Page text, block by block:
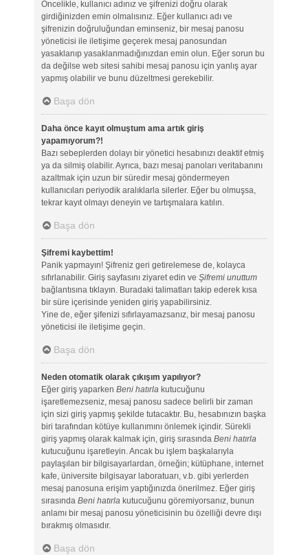
Öncelikle, kullanıcı adınız ve şifrenizi doğru olarak
girdiğinizden emin olmalısınız. Eğer kullanıcı adı ve
şifrenizin doğruluğundan eminseniz, bir mesaj panosu
yöneticisi ile iletişime geçerek mesaj panosundan
yasaklanıp yasaklanmadığınızdan emin olun. Eğer sorun bu
da değilse web sitesi sahibi mesaj panosu için yanlış ayar
yapmış olabilir ve bunu düzeltmesi gerekebilir.
Başa dön
Daha önce kayıt olmuştum ama artık giriş
yapamıyorum?!
Bazı sebeplerden dolayı bir yönetici hesabınızı deaktif etmiş
ya da silmiş olabilir. Ayrıca, bazı mesaj panoları veritabanını
azaltmak için uzun bir süredir mesaj göndermeyen
kullanıcıları periyodik aralıklarla silerler. Eğer bu olmuşsa,
tekrar kayıt olmayı deneyin ve tartışmalara katılın.
Başa dön
Şifremi kaybettim!
Panik yapmayın! Şifreniz geri getirelemese de, kolayca
sıfırlanabilir. Giriş sayfasını ziyaret edin ve Şifremi unuttum
bağlantısına tıklayın. Buradaki talimatları takip ederek kısa
bir süre içerisinde yeniden giriş yapabilirsiniz.
Yine de, eğer şifenizi sıfırlayamazsanız, bir mesaj panosu
yöneticisi ile iletişime geçin.
Başa dön
Neden otomatik olarak çıkışım yapılıyor?
Eğer giriş yaparken Beni hatırlakutucuğunu
işaretlemezseniz, mesaj panosu sadece belirli bir zaman
için sizi giriş yapmış şekilde tutacaktır. Bu, hesabınızın başka
biri tarafından kötüye kullanımını önlemek içindir. Sürekli
giriş yapmış olarak kalmak için, giriş sırasında Beni hatırla
kutucuğunu işaretleyin. Ancak bu işlem başkalarıyla
paylaşılan bir bilgisayarlardan, örneğin; kütüphane, internet
kafe, üniversite bilgisayar laboratuarı, v.b. gibi yerlerden
mesaj panosuna erişim yaptığınızda önerilmez. Eğer giriş
sırasında Beni hatırlakutucuğunu göremiyorsanız, bunun
anlamı bir mesaj panosu yöneticisinin bu özelliği devre dışı
bırakmış olmasıdır.
Başa dön